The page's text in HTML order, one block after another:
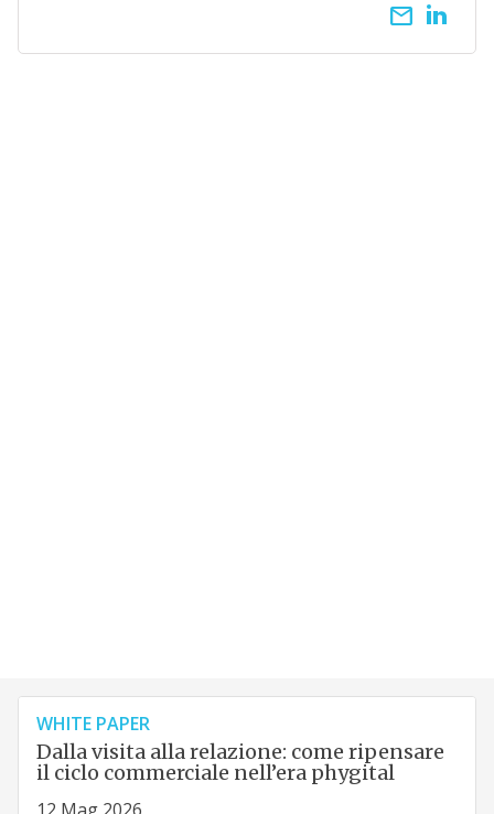
email
WHITE PAPER
Dalla visita alla relazione: come ripensare
il ciclo commerciale nell’era phygital